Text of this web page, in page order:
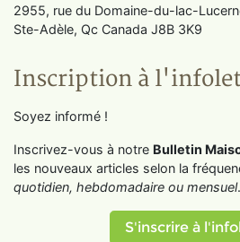
2955, rue du Domaine-du-lac-
Ste-Adèle, Qc Canada J8B 3K9
Inscription à
Soyez informé !
Inscrivez-vous à notre Bulletin
les nouveaux articles selon la
quotidien, hebdomadaire ou mensuel.
S'inscrire à